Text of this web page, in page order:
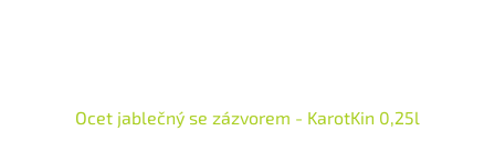
Ocet jablečný se zázvorem - KarotKin 0,25l